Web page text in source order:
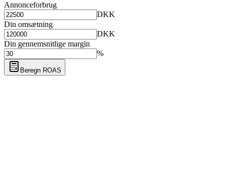
Annonceforbrug
DKK
Din omsætning
DKK
Din gennemsnitlige margin
%
Beregn ROAS